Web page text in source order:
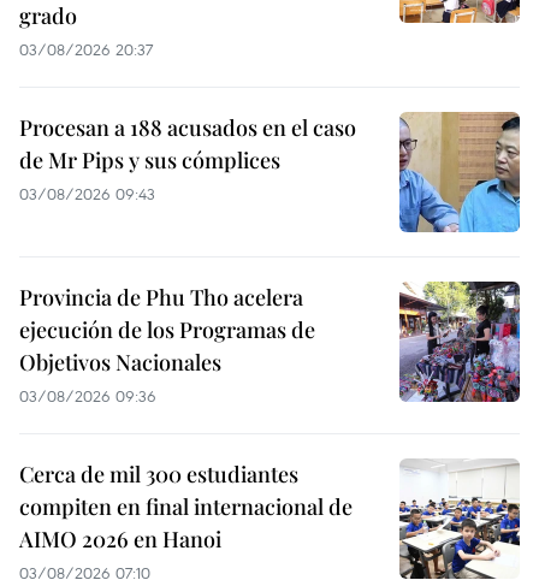
grado
03/08/2026 20:37
Procesan a 188 acusados en el caso
de Mr Pips y sus cómplices
03/08/2026 09:43
Provincia de Phu Tho acelera
ejecución de los Programas de
Objetivos Nacionales
03/08/2026 09:36
Cerca de mil 300 estudiantes
compiten en final internacional de
AIMO 2026 en Hanoi
03/08/2026 07:10